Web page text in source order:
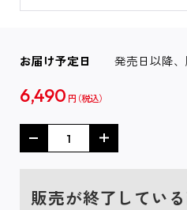
お届け予定日 発売日以降
6,490 円
販売が終了してい